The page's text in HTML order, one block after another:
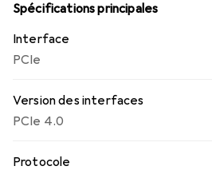
Spécifications principales
Interface
PCIe
Version des interfaces
PCIe 4.0
Protocole